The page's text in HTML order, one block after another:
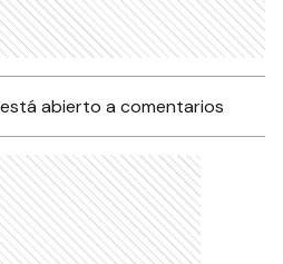
abierto a comentarios